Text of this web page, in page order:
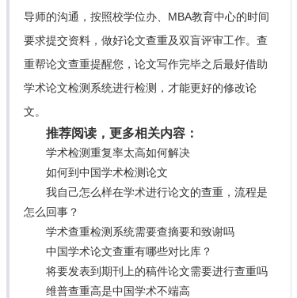
导师的沟通，按照校学位办、MBA教育中心的时间
要求提交资料，做好论文查重及双盲评审工作。查
重帮论文查重提醒您，论文写作完毕之后最好借助
学术论文检测系统进行检测，才能更好的修改论
文。
推荐阅读，更多相关内容：
学术检测重复率太高如何解决
如何到中国学术检测论文
我自己怎么样在学术进行论文的查重，流程是
怎么回事？
学术查重检测系统需要查摘要和致谢吗
中国学术论文查重有哪些对比库？
将要发表到期刊上的稿件论文需要进行查重吗
维普查重高是中国学术不端高